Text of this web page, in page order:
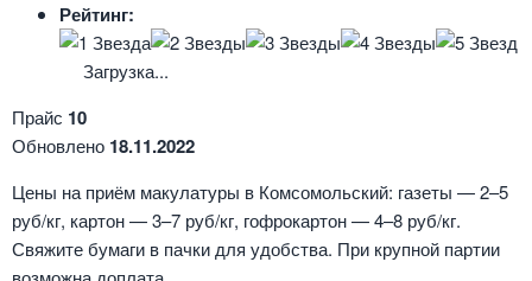
Рейтинг:
Загрузка...
Прайс 10
Обновлено 18.11.2022
Цены на приём макулатуры в Комсомольский: газеты — 2–5
руб/кг, картон — 3–7 руб/кг, гофрокартон — 4–8 руб/кг.
Свяжите бумаги в пачки для удобства. При крупной партии